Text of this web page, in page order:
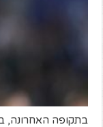
בתקופה האחרונה,